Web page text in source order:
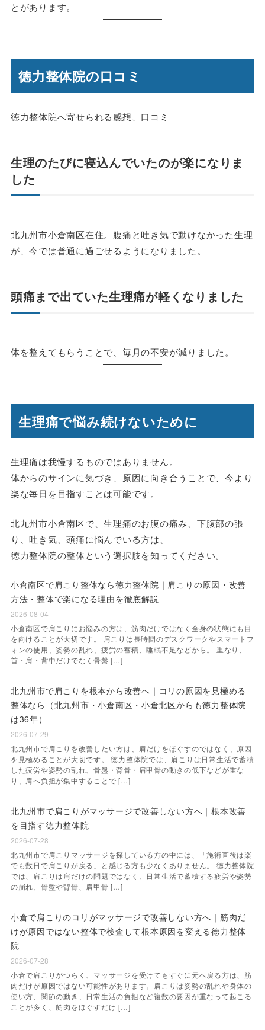
とがあります。
徳力整体院の口コミ
徳力整体院へ寄せられる感想、口コミ
生理のたびに寝込んでいたのが楽になりま
した
北九州市小倉南区在住。腹痛と吐き気で動けなかった生理
が、今では普通に過ごせるようになりました。
頭痛まで出ていた生理痛が軽くなりました
体を整えてもらうことで、毎月の不安が減りました。
生理痛で悩み続けないために
生理痛は我慢するものではありません。
体からのサインに気づき、原因に向き合うことで、今より
楽な毎日を目指すことは可能です。
北九州市小倉南区で、生理痛のお腹の痛み、下腹部の張
り、吐き気、頭痛に悩んでいる方は、
徳力整体院の整体という選択肢を知ってください。
小倉南区で肩こり整体なら徳力整体院｜肩こりの原因・改善
方法・整体で楽になる理由を徹底解説
2026-08-04
小倉南区で肩こりにお悩みの方は、筋肉だけではなく全身の状態にも目
を向けることが大切です。 肩こりは長時間のデスクワークやスマートフ
ォンの使用、姿勢の乱れ、疲労の蓄積、睡眠不足などから。 重なり、
首・肩・背中だけでなく骨盤 […]
北九州市で肩こりを根本から改善へ｜コリの原因を見極める
整体なら（北九州市・小倉南区・小倉北区からも徳力整体院
は36年）
2026-07-29
北九州市で肩こりを改善したい方は、肩だけをほぐすのではなく、原因
を見極めることが大切です。 徳力整体院では、肩こりは日常生活で蓄積
した疲労や姿勢の乱れ、骨盤・背骨・肩甲骨の動きの低下などが重な
り、肩へ負担が集中することで […]
北九州市で肩こりがマッサージで改善しない方へ｜根本改善
を目指す徳力整体院
2026-07-28
北九州市で肩こりマッサージを探している方の中には、「施術直後は楽
でも数日で肩こりが戻る」と感じる方も少なくありません。 徳力整体院
では、肩こりは肩だけの問題ではなく、日常生活で蓄積する疲労や姿勢
の崩れ、骨盤や背骨、肩甲骨 […]
小倉で肩こりのコリがマッサージで改善しない方へ｜筋肉だ
けが原因ではない整体で検査して根本原因を変える徳力整体
院
2026-07-28
小倉で肩こりがつらく、マッサージを受けてもすぐに元へ戻る方は、筋
肉だけが原因ではない可能性があります。肩こりは姿勢の乱れや身体の
使い方、関節の動き、日常生活の負担など複数の要因が重なって起こる
ことが多く、筋肉をほぐすだけ […]